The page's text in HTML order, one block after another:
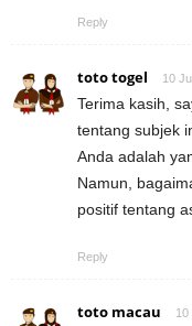
Reply
toto togel 10
Terima kasih,
tentang subjek
Anda adalah
Namun,
positif tentang
Reply
toto macau 10